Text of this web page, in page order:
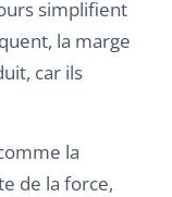
simplifient
la marge
car ils
la
de la force,